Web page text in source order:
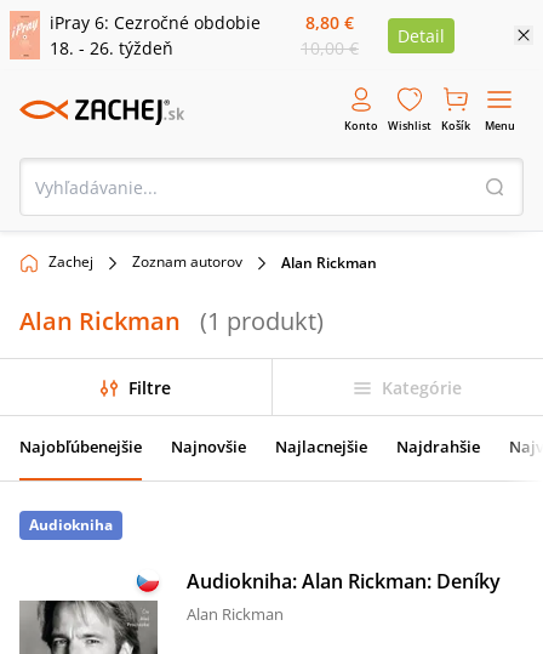
iPray 6: Cezročné obdobie
18. - 26. týždeň
8,80 €
10,00 €
Detail
Konto Wishlist Košík Menu
Zachej Zoznam autorov Alan Rickman
Alan Rickman (1 produkt)
Filtre Kategórie
Najobľúbenejšie Najnovšie Najlacnejšie Najdrahšie
Audiokniha
Audiokniha: Alan Rickman: Deníky
Alan Rickman